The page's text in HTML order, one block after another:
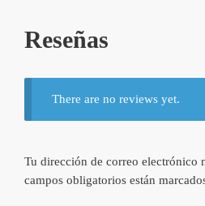
Reseñas
There are no reviews yet.
Tu dirección de correo electrónico
campos obligatorios están